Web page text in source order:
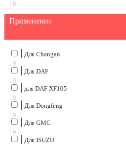
18
Применение
Для Changan
19
Для DAF
19
для DAF XF105
19
Для Dongfeng
19
Для GMC
19
Для ISUZU